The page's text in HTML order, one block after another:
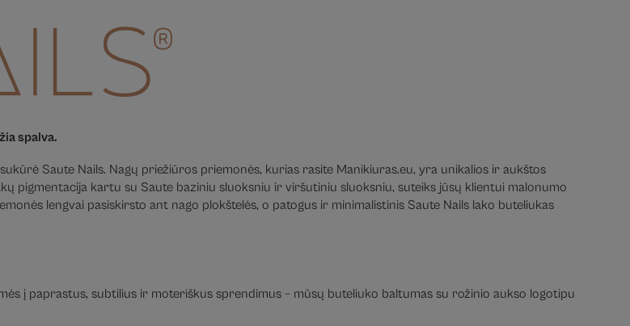
spalva.
Saute Nails. Nagų priežiūros priemonės, kurias rasite Manikiuras.eu, yra unikalios ir aukštos
pigmentacija kartu su Saute baziniu sluoksniu ir viršutiniu sluoksniu, suteiks jūsų klientui malonumo
lengvai pasiskirsto ant nago plokštelės, o patogus ir minimalistinis Saute Nails lako buteliukas
į paprastus, subtilius ir moteriškus sprendimus – mūsų buteliuko baltumas su rožinio aukso logotipu